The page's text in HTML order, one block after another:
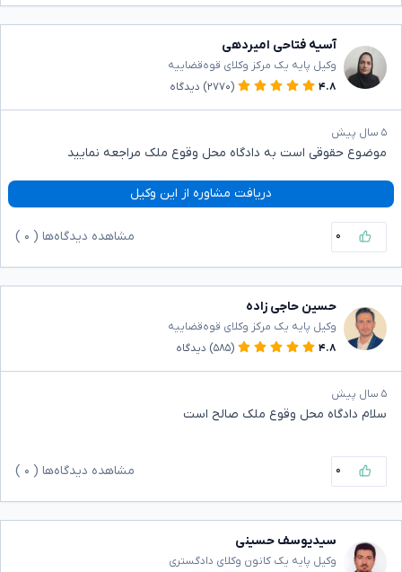
آسیه فتاحی امیردهی
وکیل پایه یک مرکز وکلای قوه‌قضاییه
۴.۸
(۲۷۷۰) دیدگاه
۵ سال پیش
موضوع حقوقی است به دادگاه محل وقوع ملک مراجعه نمایید
دریافت مشاوره از این وکیل
۰ مشاهده دیدگاه‌ها ( ۰
حسین حاجی زاده
وکیل پایه یک مرکز وکلای قوه‌قضاییه
۴.۸
(۵۸۵) دیدگاه
۵ سال پیش
سلام دادگاه محل وقوع ملک صالح است
۰ مشاهده دیدگاه‌ها ( ۰
سیدیوسف حسینی
وکیل پایه یک کانون وکلای دادگستری